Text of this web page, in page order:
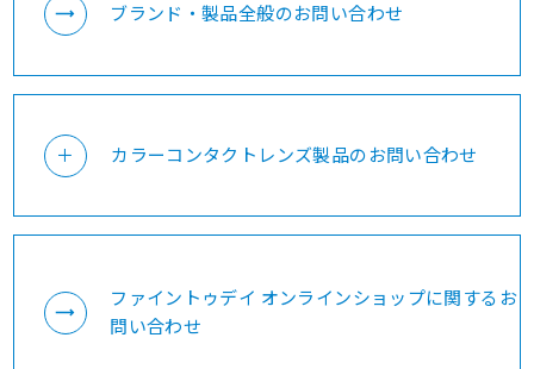
ブランド・製品全般のお問い合わせ
カラーコンタクトレンズ製品のお問い合わせ
ファイントゥデイ
カラーコンタクトレンズ お客さま窓口
ファイントゥデイ オンラインショップに関するお
問い合わせ